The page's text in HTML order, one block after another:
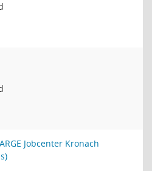
Jobcenter Kronach